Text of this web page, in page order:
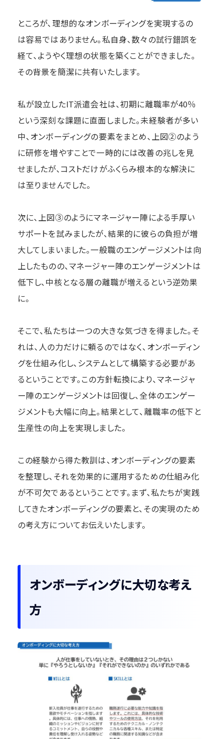
ところが、理想的なオンボーディングを実現するの
は容易ではありません。私自身、数々の試行錯誤を
経て、ようやく理想の状態を築くことができました。
その背景を簡潔に共有いたします。
私が設立したIT派遣会社は、初期に離職率が40％
という深刻な課題に直面しました。未経験者が多い
中、オンボーディングの要素をまとめ、上図②のよう
に研修を増やすことで一時的には改善の兆しを見
せましたが、コストだけがふくらみ根本的な解決に
は至りませんでした。
次に、上図③のようにマネージャー陣による手厚い
サポートを試みましたが、結果的に彼らの負担が増
大してしまいました。一般職のエンゲージメントは向
上したものの、マネージャー陣のエンゲージメントは
低下し、中核となる層の離職が増えるという逆効果
に。
そこで、私たちは一つの大きな気づきを得ました。そ
れは、人の力だけに頼るのではなく、オンボーディン
グを仕組み化し、システムとして構築する必要があ
るということです。この方針転換により、マネージャ
ー陣のエンゲージメントは回復し、全体のエンゲー
ジメントも大幅に向上。結果として、離職率の低下と
生産性の向上を実現しました。
この経験から得た教訓は、オンボーディングの要素
を整理し、それを効果的に運用するための仕組み化
が不可欠であるということです。まず、私たちが実践
してきたオンボーディングの要素と、その実現のため
の考え方についてお伝えいたします。
オンボーディングに大切な考え
方